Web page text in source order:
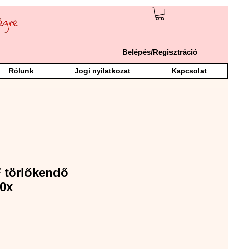
Belépés/Regisztráció
Rólunk Jogi nyilatkozat Kapcsolat
törlőkendő